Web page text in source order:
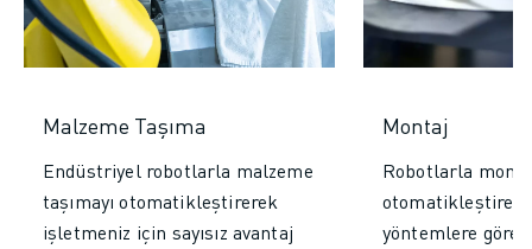
Malzeme Taşıma
Endüstriyel robotlarla malzeme
taşımayı otomatikleştirerek
işletmeniz için sayısız avantaj
Montaj
Robotlarla
yöntemlere göre